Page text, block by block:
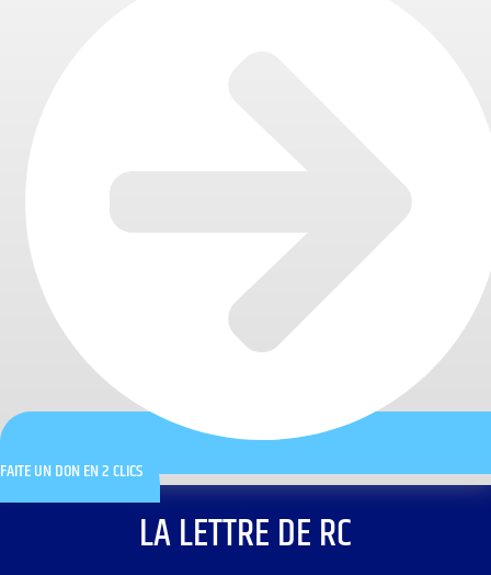
FAITE UN DON EN 2 CLICS
LA LETTRE DE RC